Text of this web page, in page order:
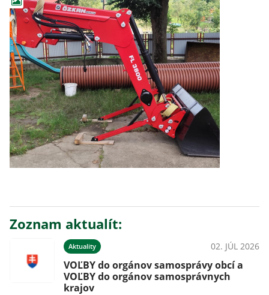
Zoznam aktualít:
Aktuality 02. JÚL 2026
VOĽBY do orgánov samosprávy obcí a
VOĽBY do orgánov samosprávnych
krajov